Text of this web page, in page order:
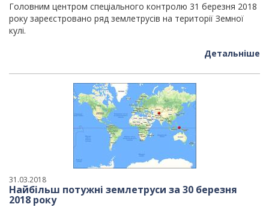
Головним центром спеціального контролю 31 березня 2018
року зареєстровано ряд землетрусів на території Земної
кулі.
Детальніше
31.03.2018
Найбільш потужні землетруси за 30 березня
2018 року